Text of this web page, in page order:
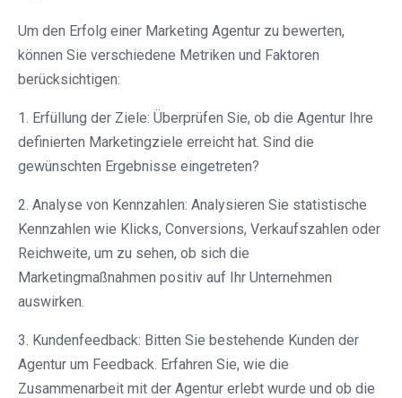
Um den Erfolg einer Marketing Agentur zu bewerten,
können Sie verschiedene Metriken und Faktoren
berücksichtigen:
1. Erfüllung der Ziele: Überprüfen Sie, ob die Agentur Ihre
definierten Marketingziele erreicht hat. Sind die
gewünschten Ergebnisse eingetreten?
2. Analyse von Kennzahlen: Analysieren Sie statistische
Kennzahlen wie Klicks, Conversions, Verkaufszahlen oder
Reichweite, um zu sehen, ob sich die
Marketingmaßnahmen positiv auf Ihr Unternehmen
auswirken.
3. Kundenfeedback: Bitten Sie bestehende Kunden der
Agentur um Feedback. Erfahren Sie, wie die
Zusammenarbeit mit der Agentur erlebt wurde und ob die